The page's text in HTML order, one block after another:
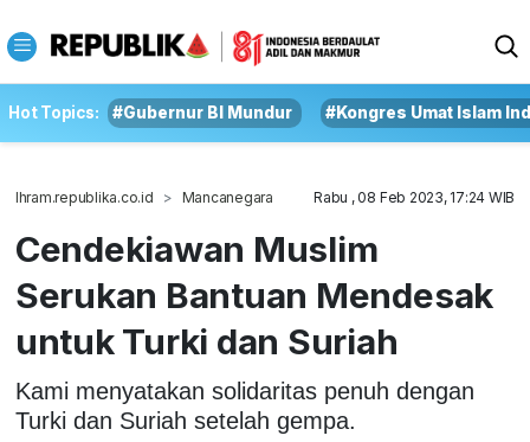
Hot Topics: #Gubernur BI Mundur #Kongres Umat Islam
Ihram.republika.co.id Mancanegara Rabu , 08 Feb 2023, 17:24 WIB
Cendekiawan Muslim
Serukan Bantuan Mendesak
untuk Turki dan Suriah
Kami menyatakan solidaritas penuh dengan
Turki dan Suriah setelah gempa.